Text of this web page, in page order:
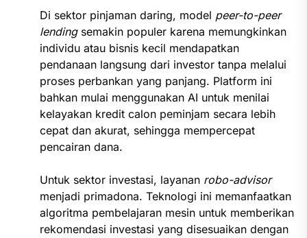
Di sektor pinjaman daring, model peer-to-peer
lendingsemakin populer karena memungkinkan
individu atau bisnis kecil mendapatkan
pendanaan langsung dari investor tanpa melalui
proses perbankan yang panjang. Platform ini
bahkan mulai menggunakan AI untuk menilai
kelayakan kredit calon peminjam secara lebih
cepat dan akurat, sehingga mempercepat
pencairan dana.
Untuk sektor investasi, layanan robo-advisor
menjadi primadona. Teknologi ini memanfaatkan
algoritma pembelajaran mesin untuk memberikan
rekomendasi investasi yang disesuaikan dengan